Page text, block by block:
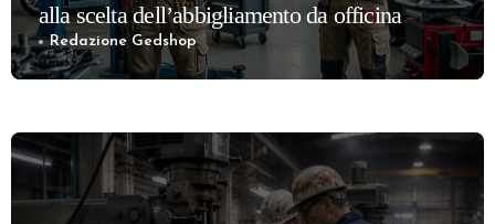
alla scelta dell’abbigliamento da officina
meccanica più confortevole e sicuro
Redazione Gedshop